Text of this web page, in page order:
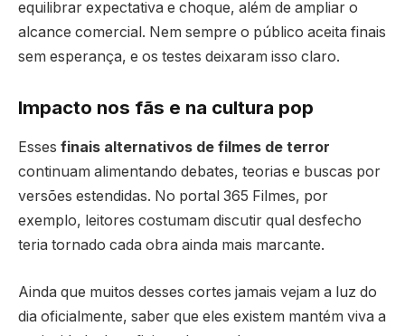
equilibrar expectativa e choque, além de ampliar o
alcance comercial. Nem sempre o público aceita finais
sem esperança, e os testes deixaram isso claro.
Impacto nos fãs e na cultura pop
Esses finais alternativos de filmes de terror
continuam alimentando debates, teorias e buscas por
versões estendidas. No portal 365 Filmes, por
exemplo, leitores costumam discutir qual desfecho
teria tornado cada obra ainda mais marcante.
Ainda que muitos desses cortes jamais vejam a luz do
dia oficialmente, saber que eles existem mantém viva a